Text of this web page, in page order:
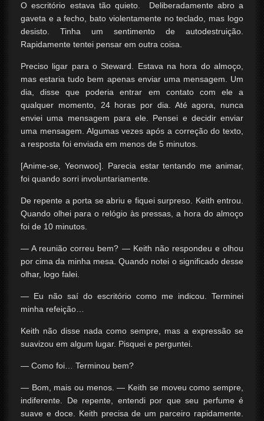
O escritório estava tão quieto. Deliberadamente abro a
gaveta e a fecho, bato violentamente no teclado, mas logo
desisto. Tinha um sentimento de autodestruição.
Rapidamente tentei pensar em outra coisa.
Preciso ligar para o Steward. Estava na hora do almoço,
mas estaria tudo bem apenas enviar uma mensagem. Um
dia, disse que poderia entrar em contato com ele a
qualquer momento, 24 horas por dia. Até agora, nunca
enviei uma mensagem para ele. Pensei e decidir enviar
uma mensagem. Algumas vezes após a correção do texto,
a resposta foi enviada em menos de 5 minutos.
[Anime-se, Yeonwoo]. Parecia estar tentando me animar,
foi quando sorri involuntariamente.
De repente a porta se abriu e fiquei surpreso. Keith entrou.
Quando olhei para o relógio às pressas, a hora do almoço
foi de 10 minutos.
— A reunião correu bem? — Keith não respondeu e olhou
por cima da minha mesa. Quando notei o significado desse
olhar, logo falei.
— Eu não saí do escritório como me indicou. Terminei
minha refeição…
Keith não disse nada como sempre, mas a expressão se
suavizou em algum lugar. Pisquei e perguntei.
— Como foi… Terminou bem?
— Bom, mais ou menos. — Keith se moveu como sempre,
indiferente. De repente, entendi por que seu perfume é
suave e doce. Keith precisa de um parceiro rapidamente.